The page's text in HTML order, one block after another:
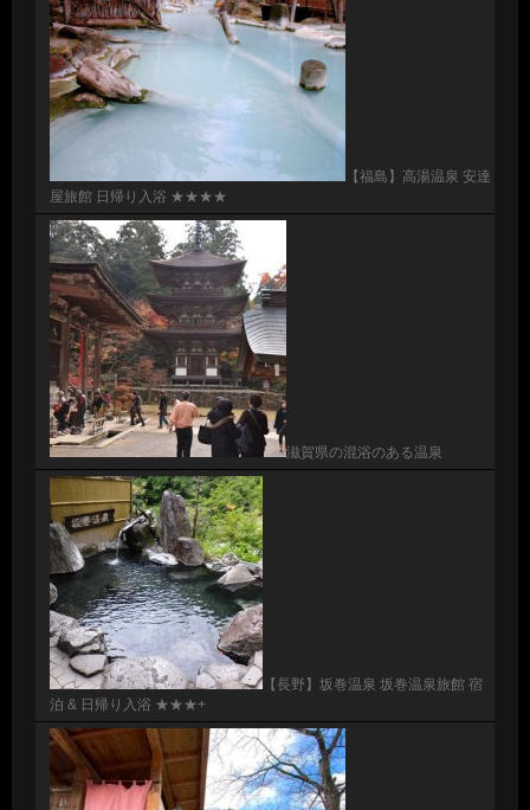
【福島】高湯温泉 安達
屋旅館 日帰り入浴 ★★★★
滋賀県の混浴のある温泉
【長野】坂巻温泉 坂巻温泉旅館 宿
泊 & 日帰り入浴 ★★★+